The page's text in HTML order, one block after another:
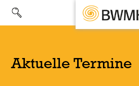
Aktuelle Termine